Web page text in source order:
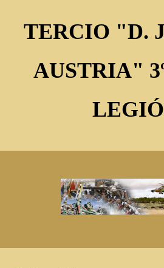
contenidoTERCIO "D.
AUSTRIA"